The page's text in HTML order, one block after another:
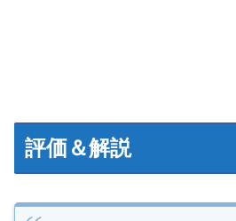
評価＆解説